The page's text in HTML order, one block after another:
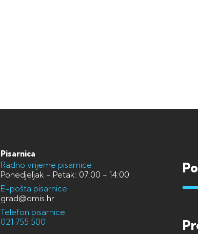
Pisarnica
Radno vrijeme pisarnice
Ponedjeljak - Petak: 07:00 - 14:00
E-pošta pisarnice
grad@omis.hr
Telefon pisarnice
021 755 500